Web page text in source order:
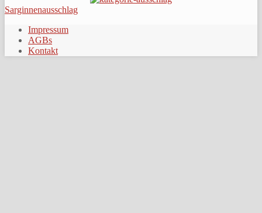
Sarginnenausschlag
Impressum
AGBs
Kontakt